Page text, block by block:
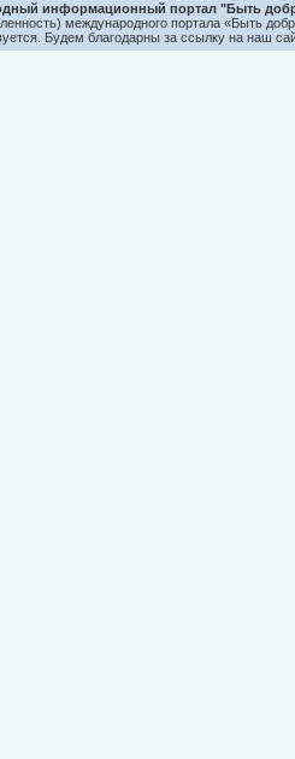
информационный портал "Быть
международного портала «Быть
Будем благодарны за ссылку на наш